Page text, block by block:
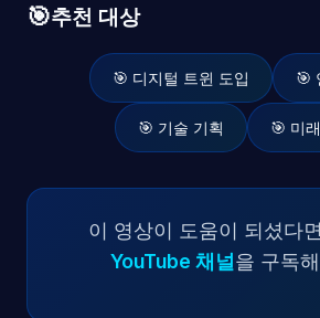
🎯추천 대상
🎯 디지털 트윈 도입 🎯
🎯 기술 기획 🎯 미
이 영상이 도움이 되셨다면
YouTube 채널 을 구독